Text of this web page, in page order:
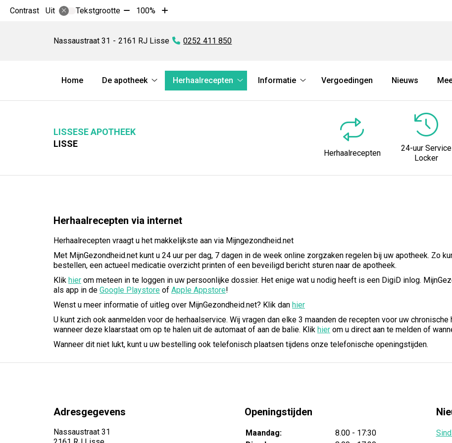
Contrast Uit Tekstgrootte Tekst
10%
100%
Tekst
10%
Nassaustraat 31 2161 RJ Lisse Tel:
0252 411 850
Hoofdmenu
Home
De apotheek
apotheek
Herhaalrecepten
Herhaalrecepten
submenu
Informatie
submenu
Vergoedingen Nieuws
LISSESE APOTHEEK
LISSE
Herhaalrecepten
24-uur Service
Locker
Herhaalrecepten via internet
Herhaalrecepten vraagt u het makkelijkste aan via Mijngezondheid.net
Met MijnGezondheid.net kunt u 24 uur per dag, 7 dagen in de week online zorgzaken regelen bij uw apotheek. Zo
bestellen, een actueel medicatie overzicht printen of een beveiligd bericht sturen naar de apotheek.
Klik hier om meteen in te loggen in uw persoonlijke dossier. Het enige wat u nodig heeft is een DigiD inlog.
als app in de Google Playstore of Apple Appstore!
Wenst u meer informatie of uitleg over MijnGezondheid.net? Klik dan hier
U kunt zich ook aanmelden voor de herhaalservice. Wij vragen dan elke 3 maanden de recepten voor uw
wanneer deze klaarstaat om op te halen uit de automaat of aan de balie. Klik hier om u direct aan te melden of
Wanneer dit niet lukt, kunt u uw bestelling ook telefonisch plaatsen tijdens onze telefonische openingstijden.
Adresgegevens
Nassaustraat 31
Openingstijden
Maandag:
8.00 - 17:30